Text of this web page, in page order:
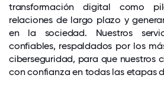
transformación digital como
relaciones de largo plazo y
en la sociedad. Nuestros
confiables, respaldados por los
ciberseguridad, para que nuestros
con confianza en todas las etapas